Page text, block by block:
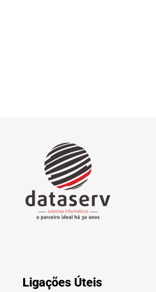
Ligações Úteis